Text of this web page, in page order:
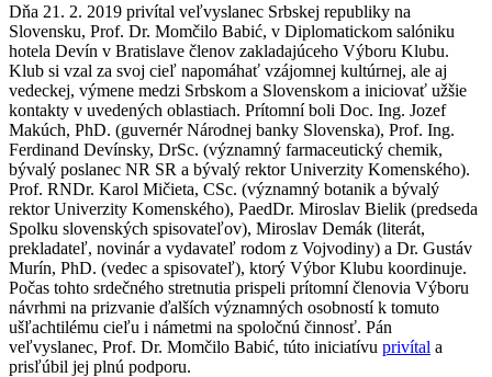
Dňa 21. 2. 2019 privítal veľvyslanec Srbskej republiky na
Slovensku, Prof. Dr. Momčilo Babić, v Diplomatickom salóniku
hotela Devín v Bratislave členov zakladajúceho Výboru Klubu.
Klub si vzal za svoj cieľ napomáhať vzájomnej kultúrnej, ale aj
vedeckej, výmene medzi Srbskom a Slovenskom a iniciovať užšie
kontakty v uvedených oblastiach. Prítomní boli Doc. Ing. Jozef
Makúch, PhD. (guvernér Národnej banky Slovenska), Prof. Ing.
Ferdinand Devínsky, DrSc. (významný farmaceutický chemik,
bývalý poslanec NR SR a bývalý rektor Univerzity Komenského).
Prof. RNDr. Karol Mičieta, CSc. (významný botanik a bývalý
rektor Univerzity Komenského), PaedDr. Miroslav Bielik (predseda
Spolku slovenských spisovateľov), Miroslav Demák (literát,
prekladateľ, novinár a vydavateľ rodom z Vojvodiny) a Dr. Gustáv
Murín, PhD. (vedec a spisovateľ), ktorý Výbor Klubu koordinuje.
Počas tohto srdečného stretnutia prispeli prítomní členovia Výboru
návrhmi na prizvanie ďalších významných osobností k tomuto
ušľachtilému cieľu i námetmi na spoločnú činnosť. Pán
veľvyslanec, Prof. Dr. Momčilo Babić, túto iniciatívu privítal a
prisľúbil jej plnú podporu.